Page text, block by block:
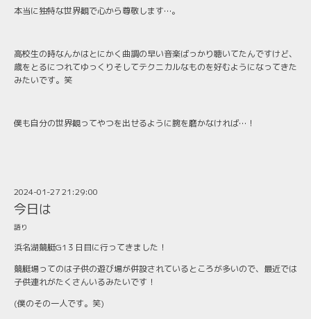
本当に独特な世界観で心から尊敬します…。
高校生の時なんかはとにかく曲調の早い音楽ばっかり聴いてたんですけど、
歳をとるにつれてゆっくりそしてテクニカルなものを好むようになってきた
みたいです。笑
僕も自分の世界観ってやつを出せるように腕を磨かなければ…！
2024-01-27 21:29:00
今日は
語り
浜名湖競艇G1３日目に行ってきました！
競艇場ってのは子供の遊び場が併設されているところが多いので、最近では
子供連れがたくさんいるみたいです！
(僕のその一人です。笑)